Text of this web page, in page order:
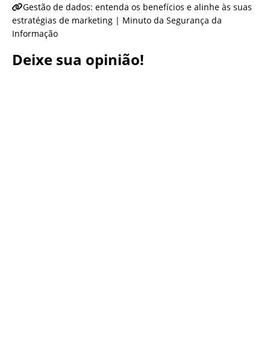
Gestão de dados: entenda os benefícios e alinhe às suas
estratégias de marketing | Minuto da Segurança da
Informação
Deixe sua opinião!